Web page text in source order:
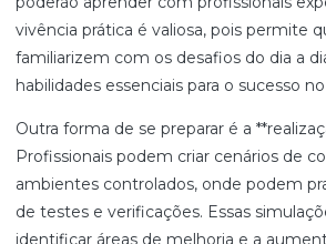
vivência prática é valiosa, pois permite
familiarizem com os desafios do dia a
habilidades essenciais para o sucesso
Outra forma de se preparar é a
Profissionais podem criar cenários de
ambientes controlados, onde podem
de testes e verificações. Essas
identificar áreas de melhoria e a